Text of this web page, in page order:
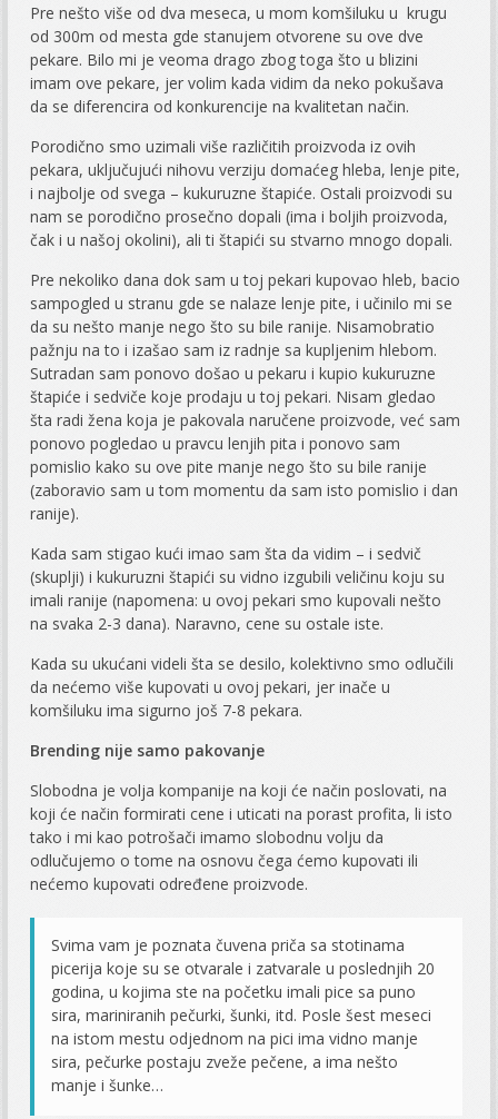
Pre nešto više od dva meseca, u mom komšiluku u krugu
od 300m od mesta gde stanujem otvorene su ove dve
pekare. Bilo mi je veoma drago zbog toga što u blizini
imam ove pekare, jer volim kada vidim da neko pokušava
da se diferencira od konkurencije na kvalitetan način.
Porodično smo uzimali više različitih proizvoda iz ovih
pekara, uključujući nihovu verziju domaćeg hleba, lenje pite,
i najbolje od svega – kukuruzne štapiće. Ostali proizvodi su
nam se porodično prosečno dopali (ima i boljih proizvoda,
čak i u našoj okolini), ali ti štapići su stvarno mnogo dopali.
Pre nekoliko dana dok sam u toj pekari kupovao hleb, bacio
sampogled u stranu gde se nalaze lenje pite, i učinilo mi se
da su nešto manje nego što su bile ranije. Nisamobratio
pažnju na to i izašao sam iz radnje sa kupljenim hlebom.
Sutradan sam ponovo došao u pekaru i kupio kukuruzne
štapiće i sedviče koje prodaju u toj pekari. Nisam gledao
šta radi žena koja je pakovala naručene proizvode, već sam
ponovo pogledao u pravcu lenjih pita i ponovo sam
pomislio kako su ove pite manje nego što su bile ranije
(zaboravio sam u tom momentu da sam isto pomislio i dan
ranije).
Kada sam stigao kući imao sam šta da vidim – i sedvič
(skuplji) i kukuruzni štapići su vidno izgubili veličinu koju su
imali ranije (napomena: u ovoj pekari smo kupovali nešto
na svaka 2-3 dana). Naravno, cene su ostale iste.
Kada su ukućani videli šta se desilo, kolektivno smo odlučili
da nećemo više kupovati u ovoj pekari, jer inače u
komšiluku ima sigurno još 7-8 pekara.
Brending nije samo pakovanje
Slobodna je volja kompanije na koji će način poslovati, na
koji će način formirati cene i uticati na porast profita, li isto
tako i mi kao potrošači imamo slobodnu volju da
odlučujemo o tome na osnovu čega ćemo kupovati ili
nećemo kupovati određene proizvode.
Svima vam je poznata čuvena priča sa stotinama
picerija koje su se otvarale i zatvarale u poslednjih 20
godina, u kojima ste na početku imali pice sa puno
sira, mariniranih pečurki, šunki, itd. Posle šest meseci
na istom mestu odjednom na pici ima vidno manje
sira, pečurke postaju zveže pečene, a ima nešto
manje i šunke…